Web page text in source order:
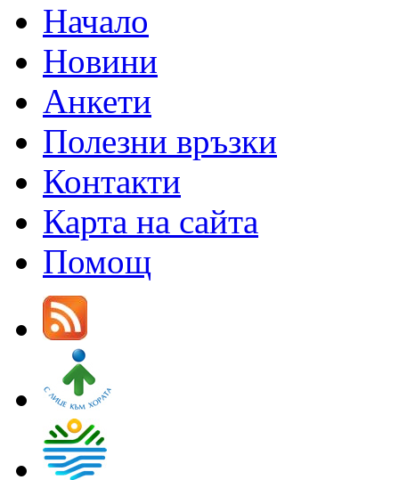
Начало
Новини
Анкети
Полезни връзки
Контакти
Карта на сайта
Помощ